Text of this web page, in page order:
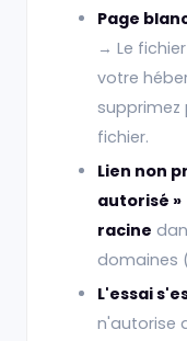
Page
→ Le
votre
supprimez
fichier.
Lien non
autorisé »
racine
domaines
L'essai
n'autorise